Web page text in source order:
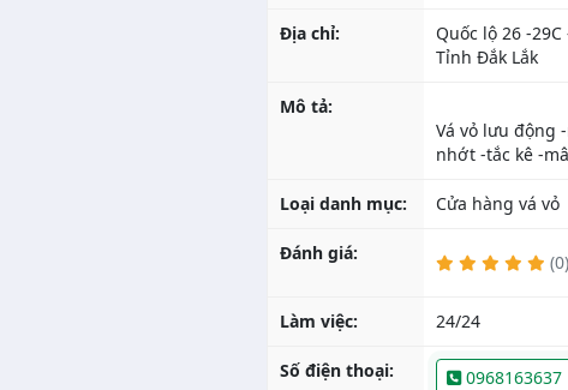
Địa chỉ:
Quốc lộ 26 -
Tỉnh Đắk Lắk
Mô tả:
Vá vỏ lưu động
Loại danh mục: Cửa hàng vá vỏ
Đánh giá: (0)
Làm việc: 24/24
Số điện thoại: 0968163637